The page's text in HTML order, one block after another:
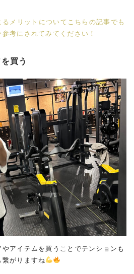
メリットについてこちらの記事でも
考にされてみてください！
買う
アイテムを買うことでテンションも
がりますね